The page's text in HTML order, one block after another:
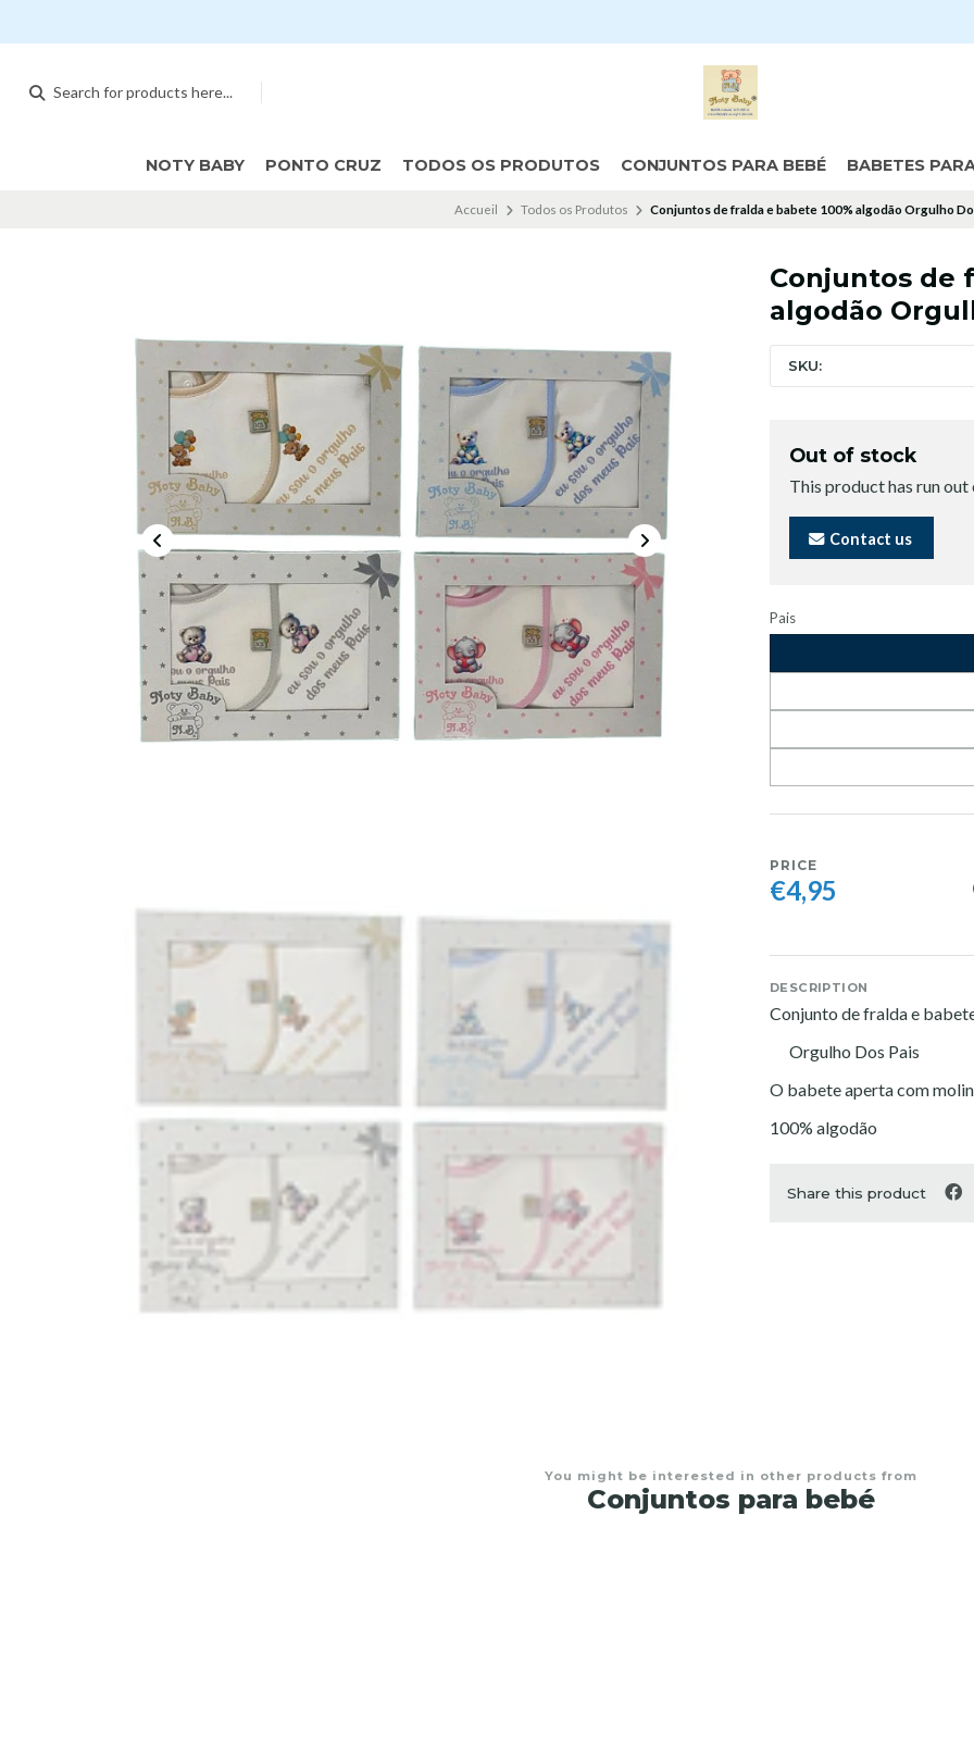
NOTY BABY PONTO CRUZ TODOS OS PRODUTOS CONJUNTOS PARA BEBÉ BABETES
Accueil Todos os Produtos Conjuntos de fralda e babete 100% algodão Orgulho
Conjuntos de
algodão
SKU:
Out of stock
This product has run
Contact us
Pais
PRICE
€4,95
DESCRIPTION
Conjunto de fralda e
Orgulho Dos Pais
O babete aperta com
100% algodão
Share this product
You might be interested in other products from
Conjuntos para bebé